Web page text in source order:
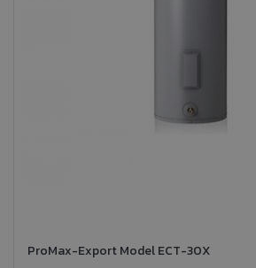
ProMax-Export Model ECT-30X